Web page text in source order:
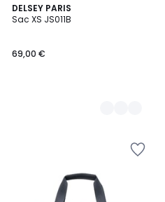
DELSEY PARIS
Sac XS JS011B
69,00 €
3
Couleurs